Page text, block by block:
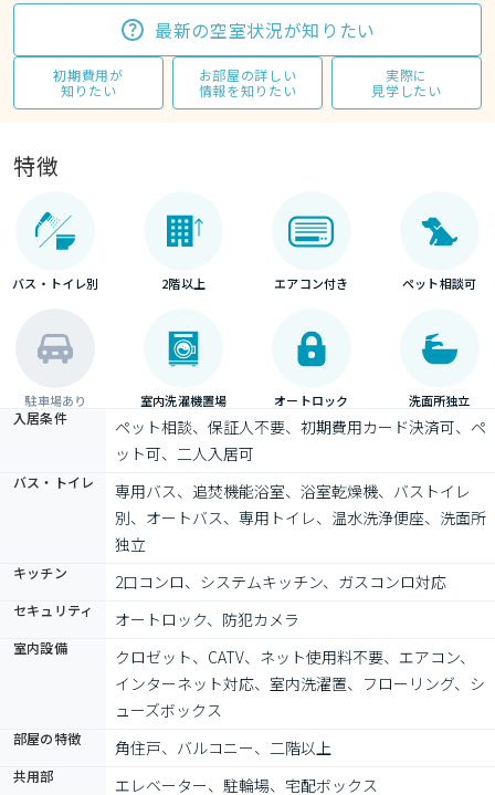
最新の空室状況が知りたい
初期費用が
知りたい
お部屋の詳しい
情報を知りたい
実際に
見学したい
特徴
バス・トイレ別 2階以上 エアコン付き ペット相談可
駐車場あり 室内洗濯機置場 オートロック 洗面所独立
入居条件
ペット相談、保証人不要、初期費用カード決済可、ペ
ット可、二人入居可
バス・トイレ
専用バス、追焚機能浴室、浴室乾燥機、バストイレ
別、オートバス、専用トイレ、温水洗浄便座、洗面所
独立
キッチン 2口コンロ、システムキッチン、ガスコンロ対応
セキュリティ オートロック、防犯カメラ
室内設備
クロゼット、CATV、ネット使用料不要、エアコン、
インターネット対応、室内洗濯置、フローリング、シ
ューズボックス
部屋の特徴 角住戸、バルコニー、二階以上
共用部 エレベーター、駐輪場、宅配ボックス